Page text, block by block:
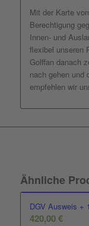
Mit der Karte
Berechtigung
Innen- und
flexibel unseren
Golffan danach
nach gehen und
empfehlen wir
Ähnliche
DGV Ausweis +
420,00€